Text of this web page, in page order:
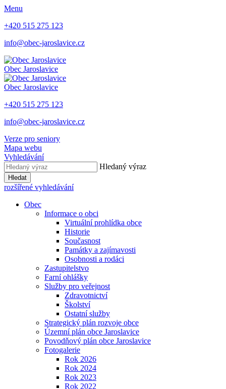
Menu
+420 515 275 123
info@obec-jaroslavice.cz
Obec Jaroslavice
Obec Jaroslavice
+420 515 275 123
info@obec-jaroslavice.cz
Verze pro seniory
Mapa webu
Vyhledávání
Hledaný výraz
Hledat
rozšířené vyhledávání
Obec
Informace o obci
Virtuální prohlídka obce
Historie
Současnost
Památky a zajímavosti
Osobnosti a rodáci
Zastupitelstvo
Farní ohlášky
Služby pro veřejnost
Zdravotnictví
Školství
Ostatní služby
Strategický plán rozvoje obce
Územní plán obce Jaroslavice
Povodňový plán obce Jaroslavice
Fotogalerie
Rok 2026
Rok 2024
Rok 2023
Rok 2022